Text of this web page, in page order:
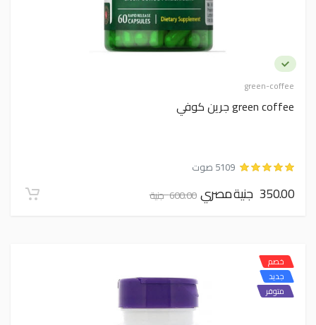
green-coffee
green coffee جرين كوفي
5109 صوت
350.00 جنية مصري 600.00 جنية
خصم
جديد
متوفر